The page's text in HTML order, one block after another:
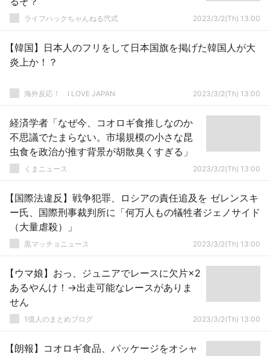
ライフハックちゃんねる弐式 2023/3/2(Th) 13:00
【韓国】日本人のフリをして日本国旗を掲げた韓国人が大
炎上か！？
海外反応！ I LOVE JAPAN 2023/3/2(Th) 13:00
経済学者「なぜ今、コオロギ食推しなのか
不思議でたまらない。市場規模の小さな昆
虫食を政治が推す背景が胡散臭くすぎる」
くまニュース 2023/3/2(Th) 13:00
【国際法違反】戦争犯罪、ロシアの責任追及を ゼレンスキ
ー氏、国際刑事裁判所に「何万人もの犠牲者ジェノサイド
（大量虐殺）」
黒マッチョニュース 2023/3/2(Th) 13:00
【ウマ娘】おっ、ジュニアでレースに欠片×2
あるやんけ！→出走可能なレースがありま
せん
1億人のまとめブログ 2023/3/2(Th) 13:00
【朗報】コオロギ食品、パッケージをオシャ